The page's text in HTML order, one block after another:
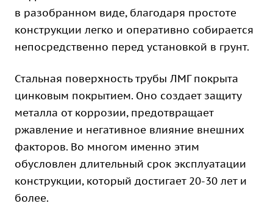
в разобранном виде, благодаря простоте
конструкции легко и оперативно собирается
непосредственно перед установкой в грунт.
Стальная поверхность трубы ЛМГ покрыта
цинковым покрытием. Оно создает защиту
металла от коррозии, предотвращает
ржавление и негативное влияние внешних
факторов. Во многом именно этим
обусловлен длительный срок эксплуатации
конструкции, который достигает 20-30 лет и
более.